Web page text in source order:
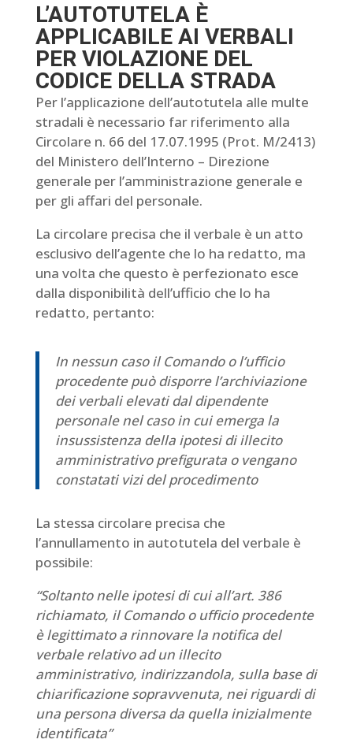
L’AUTOTUTELA È
APPLICABILE AI VERBALI
PER VIOLAZIONE DEL
CODICE DELLA STRADA
Per l’applicazione dell’autotutela alle multe
stradali è necessario far riferimento alla
Circolare n. 66 del 17.07.1995 (Prot. M/2413)
del Ministero dell’Interno – Direzione
generale per l’amministrazione generale e
per gli affari del personale.
La circolare precisa che il verbale è un atto
esclusivo dell’agente che lo ha redatto, ma
una volta che questo è perfezionato esce
dalla disponibilità dell’ufficio che lo ha
redatto, pertanto:
In nessun caso il Comando o l’ufficio
procedente può disporre l’archiviazione
dei verbali elevati dal dipendente
personale nel caso in cui emerga la
insussistenza della ipotesi di illecito
amministrativo prefigurata o vengano
constatati vizi del procedimento
La stessa circolare precisa che
l’annullamento in autotutela del verbale è
possibile:
“Soltanto nelle ipotesi di cui all’art. 386
richiamato, il Comando o ufficio procedente
è legittimato a rinnovare la notifica del
verbale relativo ad un illecito
amministrativo, indirizzandola, sulla base di
chiarificazione sopravvenuta, nei riguardi di
una persona diversa da quella inizialmente
identificata”